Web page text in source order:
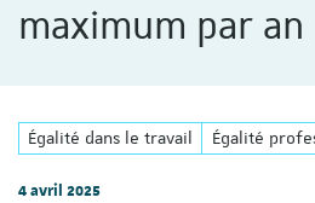
maximum par an
Égalité dans le travail Égalité
4 avril 2025